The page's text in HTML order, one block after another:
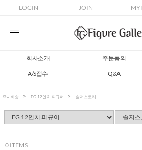
LOGIN JOIN
회사소개 주문동의
A/S접수
Q&A
즉시배송 FG 12인치 피규어 솔저스토리
0 ITEMS